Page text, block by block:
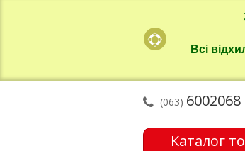
Всі
(063) 6002068
Каталог